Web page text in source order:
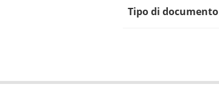
Tipo di documento